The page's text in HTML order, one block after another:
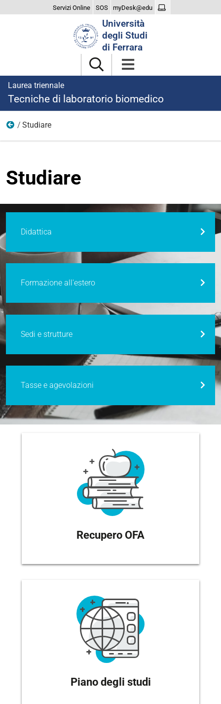
Servizi Online SOS myDesk@edu
Università
degli Studi
di Ferrara
Laurea triennale
Tecniche di laboratorio biomedico
Home
Studiare
Studiare
Didattica
Formazione all'estero
Sedi e strutture
Tasse e agevolazioni
Recupero OFA
Piano degli studi